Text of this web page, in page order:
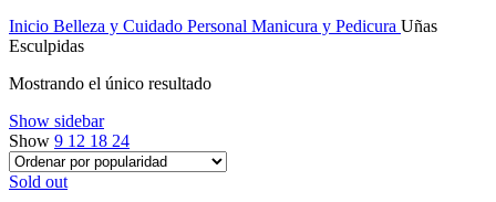
Inicio Belleza y Cuidado Personal Manicura y Pedicura Uñas
Esculpidas
Mostrando el único resultado
Show sidebar
Show 9 12 18 24
Sold out